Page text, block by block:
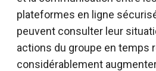
plateformes en ligne
peuvent consulter leur
actions du groupe en temps
considérablement